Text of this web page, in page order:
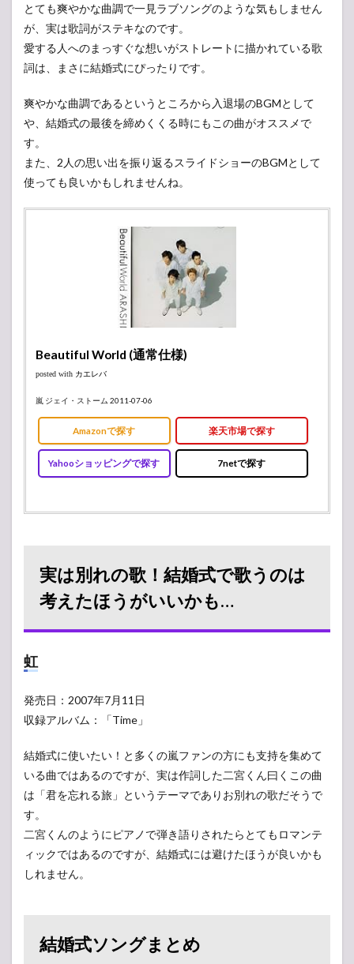
とても爽やかな曲調で一見ラブソングのような気もしません
が、実は歌詞がステキなのです。
愛する人へのまっすぐな想いがストレートに描かれている歌
詞は、まさに結婚式にぴったりです。
爽やかな曲調であるというところから入退場のBGMとして
や、結婚式の最後を締めくくる時にもこの曲がオススメで
す。
また、2人の思い出を振り返るスライドショーのBGMとして
使っても良いかもしれませんね。
Beautiful World (通常仕様)
posted with カエレバ
嵐 ジェイ・ストーム 2011-07-06
Amazonで探す 楽天市場で探す
Yahooショッピングで探す 7netで探す
実は別れの歌！結婚式で歌うのは
考えたほうがいいかも…
虹
発売日：2007年7月11日
収録アルバム：「Time」
結婚式に使いたい！と多くの嵐ファンの方にも支持を集めて
いる曲ではあるのですが、実は作詞した二宮くん曰くこの曲
は「君を忘れる旅」というテーマでありお別れの歌だそうで
す。
二宮くんのようにピアノで弾き語りされたらとてもロマンテ
ィックではあるのですが、結婚式には避けたほうが良いかも
しれません。
結婚式ソングまとめ